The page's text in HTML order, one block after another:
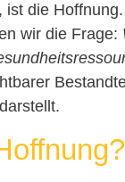
ist die
wir die Frage: